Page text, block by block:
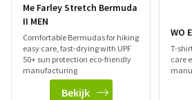
Me Farley Stretch Bermuda
II MEN
Comfortable Bermudas for hiking
easy care, fast-drying with UPF
50+ sun protection eco-friendly
manufacturing
Bekijk
WO
T-
care